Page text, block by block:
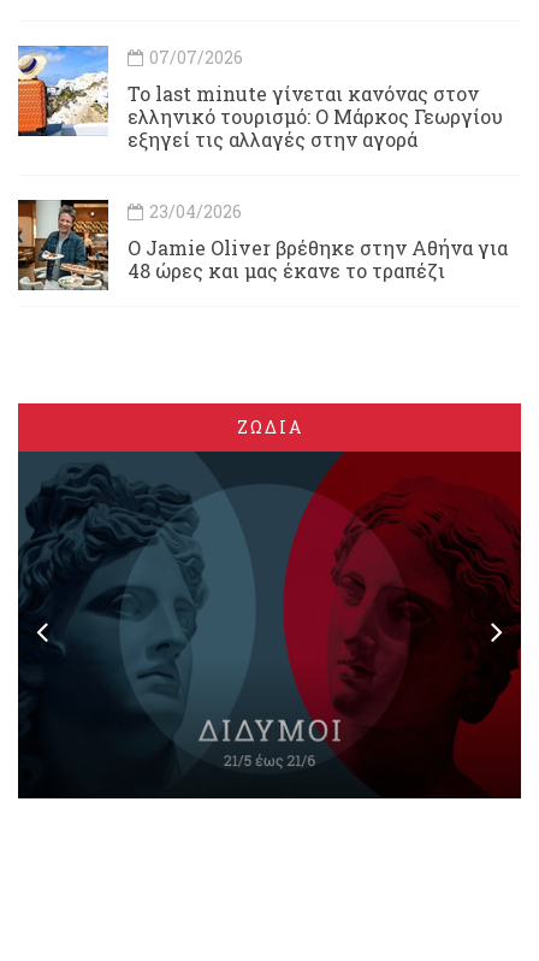
07/07/2026
Το last minute γίνεται κανόνας στον
ελληνικό τουρισμό: Ο Μάρκος Γεωργίου
εξηγεί τις αλλαγές στην αγορά
23/04/2026
Ο Jamie Oliver βρέθηκε στην Αθήνα για
48 ώρες και μας έκανε το τραπέζι
ΖΩΔΙΑ